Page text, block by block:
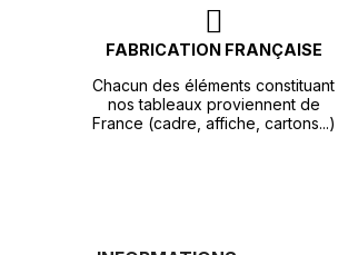
FABRICATION FRANÇAISE
Chacun des éléments constituant
nos tableaux proviennent de
France (cadre, affiche, cartons...)